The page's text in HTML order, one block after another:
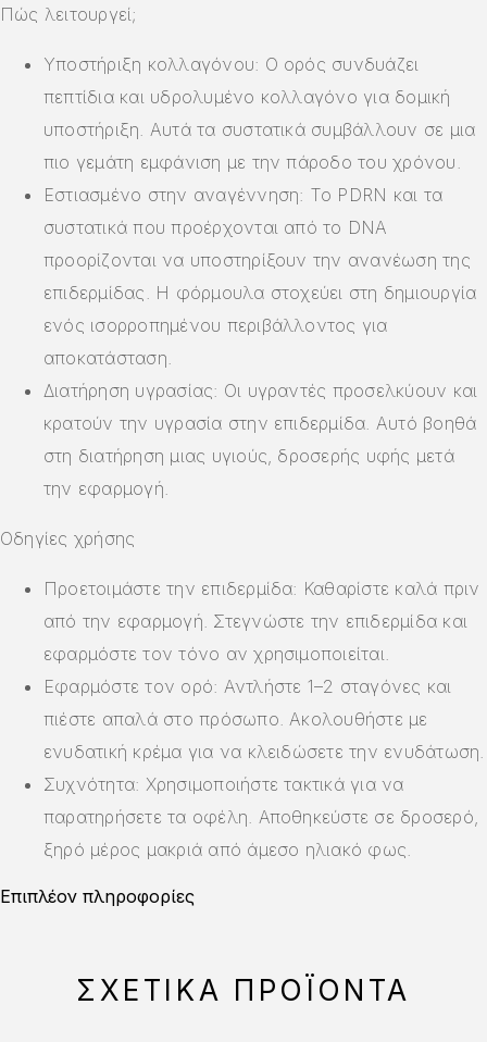
Πώς λειτουργεί;
Υποστήριξη κολλαγόνου: Ο ορός συνδυάζει
πεπτίδια και υδρολυμένο κολλαγόνο για δομική
υποστήριξη. Αυτά τα συστατικά συμβάλλουν σε μια
πιο γεμάτη εμφάνιση με την πάροδο του χρόνου.
Εστιασμένο στην αναγέννηση: Το PDRN και τα
συστατικά που προέρχονται από το DNA
προορίζονται να υποστηρίξουν την ανανέωση της
επιδερμίδας. Η φόρμουλα στοχεύει στη δημιουργία
ενός ισορροπημένου περιβάλλοντος για
αποκατάσταση.
Διατήρηση υγρασίας: Οι υγραντές προσελκύουν και
κρατούν την υγρασία στην επιδερμίδα. Αυτό βοηθά
στη διατήρηση μιας υγιούς, δροσερής υφής μετά
την εφαρμογή.
Οδηγίες χρήσης
Προετοιμάστε την επιδερμίδα: Καθαρίστε καλά πριν
από την εφαρμογή. Στεγνώστε την επιδερμίδα και
εφαρμόστε τον τόνο αν χρησιμοποιείται.
Εφαρμόστε τον ορό: Αντλήστε 1–2 σταγόνες και
πιέστε απαλά στο πρόσωπο. Ακολουθήστε με
ενυδατική κρέμα για να κλειδώσετε την ενυδάτωση.
Συχνότητα: Χρησιμοποιήστε τακτικά για να
παρατηρήσετε τα οφέλη. Αποθηκεύστε σε δροσερό,
ξηρό μέρος μακριά από άμεσο ηλιακό φως.
Επιπλέον πληροφορίες
ΣΧΕΤΙΚΆ ΠΡΟΪΌΝΤΑ